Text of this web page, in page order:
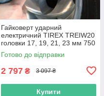
Гайковерт ударний
електричний TIREX TREIW20
головки 17, 19, 21, 23 мм 750
Нм
Готово до відправки
2 797 ₴ 3 097 ₴
Купити